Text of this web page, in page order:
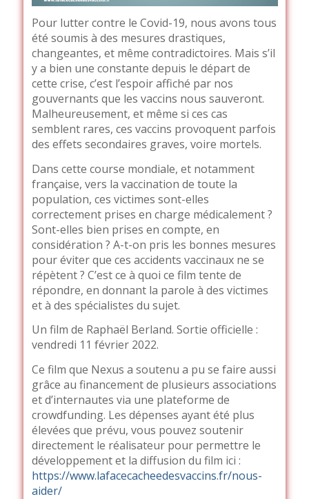
Pour lutter contre le Covid-19, nous avons tous
été soumis à des mesures drastiques,
changeantes, et même contradictoires. Mais s’il
y a bien une constante depuis le départ de
cette crise, c’est l’espoir affiché par nos
gouvernants que les vaccins nous sauveront.
Malheureusement, et même si ces cas
semblent rares, ces vaccins provoquent parfois
des effets secondaires graves, voire mortels.
Dans cette course mondiale, et notamment
française, vers la vaccination de toute la
population, ces victimes sont-elles
correctement prises en charge médicalement ?
Sont-elles bien prises en compte, en
considération ? A-t-on pris les bonnes mesures
pour éviter que ces accidents vaccinaux ne se
répètent ? C’est ce à quoi ce film tente de
répondre, en donnant la parole à des victimes
et à des spécialistes du sujet.
Un film de Raphaël Berland. Sortie officielle :
vendredi 11 février 2022.
Ce film que Nexus a soutenu a pu se faire aussi
grâce au financement de plusieurs associations
et d’internautes via une plateforme de
crowdfunding. Les dépenses ayant été plus
élevées que prévu, vous pouvez soutenir
directement le réalisateur pour permettre le
développement et la diffusion du film ici :
https://www.lafacecacheedesvaccins.fr/nous-
aider/